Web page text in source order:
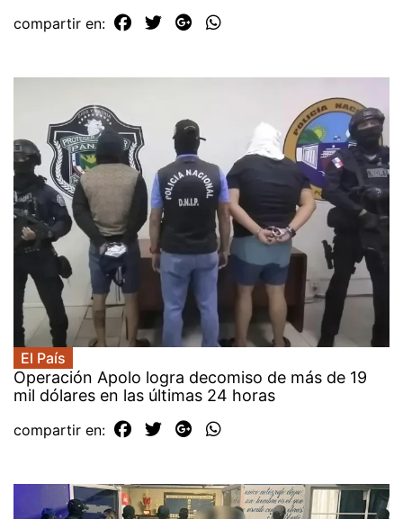
compartir en:
El País
Operación Apolo logra decomiso de más de 19
mil dólares en las últimas 24 horas
compartir en: